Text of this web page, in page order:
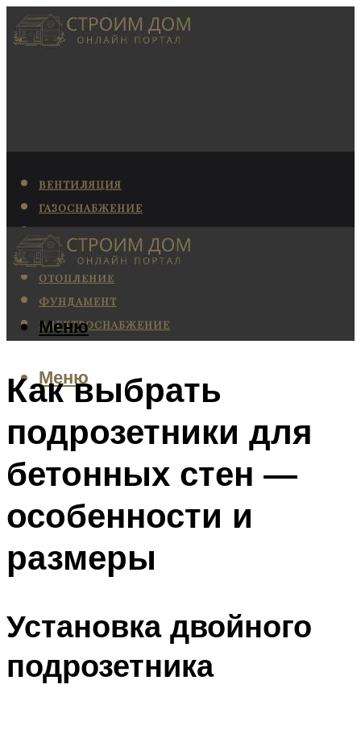
ВЕНТИЛЯЦИЯ
ГАЗОСНАБЖЕНИЕ
КАНАЛИЗАЦИЯ
КОНДИЦИОНИРОВАНИЕ
ОТОПЛЕНИЕ
ФУНДАМЕНТ
ЭЛЕКТРОСНАБЖЕНИЕ
Меню
Меню
Как выбрать
подрозетники для
бетонных стен —
особенности и
размеры
Установка двойного
подрозетника